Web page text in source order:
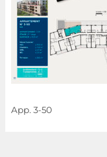
App. 3-50